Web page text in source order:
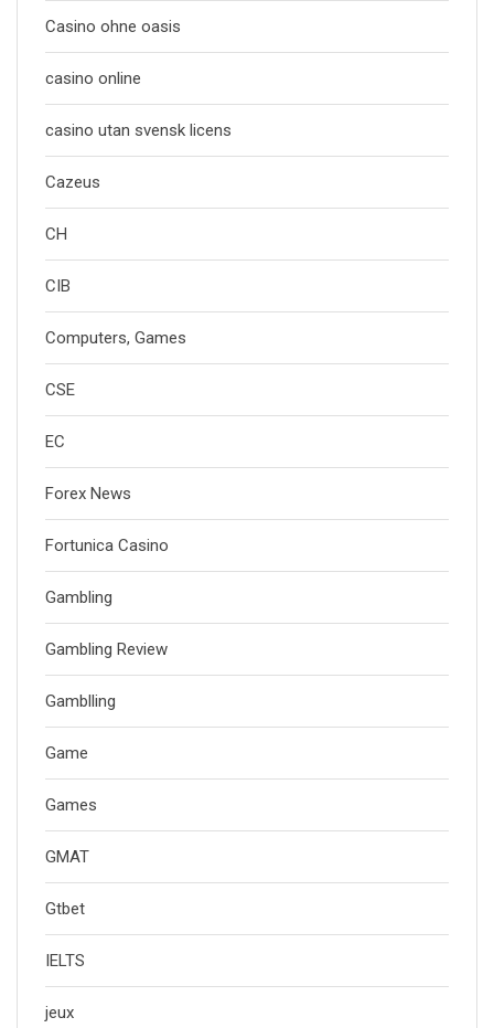
Casino ohne oasis
casino online
casino utan svensk licens
Cazeus
CH
CIB
Computers, Games
CSE
EC
Forex News
Fortunica Casino
Gambling
Gambling Review
Gamblling
Game
Games
GMAT
Gtbet
IELTS
jeux